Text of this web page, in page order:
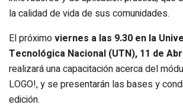
la calidad de vida de sus comunidades.
El próximoviernes a las 9.30 en la
Tecnológica Nacional (UTN), 11 de
realizará una capacitación acerca del
LOGO!, y se presentarán las bases y
edición.